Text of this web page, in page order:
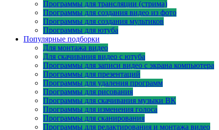
Программы для трансляции (стрима)
Программы для создания видео из фото
Программы для создания мультиков
Программы для ютуба
Популярные подборки
Для монтажа видео
Для скачивания видео с ютуба
Программы для записи видео с экрана компьютера
Программы для презентаций
Программы для удаления программ
Программы для рисования
Программы для скачивания музыки ВК
Программы для изменения голоса
Программы для сканирования
Программы для редактирования и монтажа видео